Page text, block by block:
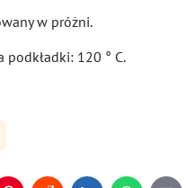
w próżni.
podkładki: 120 ° C.